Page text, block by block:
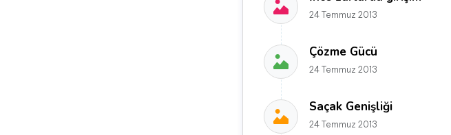
24 Temmuz 2013
Çözme Gücü
24 Temmuz 2013
Saçak Genişliği
24 Temmuz 2013